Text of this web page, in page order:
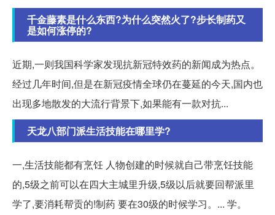
千金藤素是什么东西?为什么突然火了?步长制药又
是如何涨停的?
近期,一则我国科学家发现抗新冠特效药的新闻成为热点。
经过几年时间,但是在新冠疫情全球仍在蔓延的今天,国内也
出现多地散发的大流行背景下,如果能有一款对抗...
天龙八部门派生活技能在哪里学?
一,生活技能都有烹饪 人物创建的时候就自己带烹饪技能
的,5级之前可以在四大主城里升级,5级以后就要回帮派里
学了,要消耗帮贡的!制药 要在30级的时候学习。... 学。